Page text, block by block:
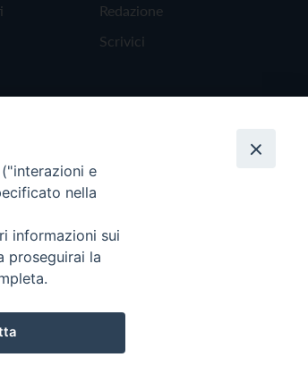
Redazione
Scrivici
e
nella
informazioni sui
proseguirai la